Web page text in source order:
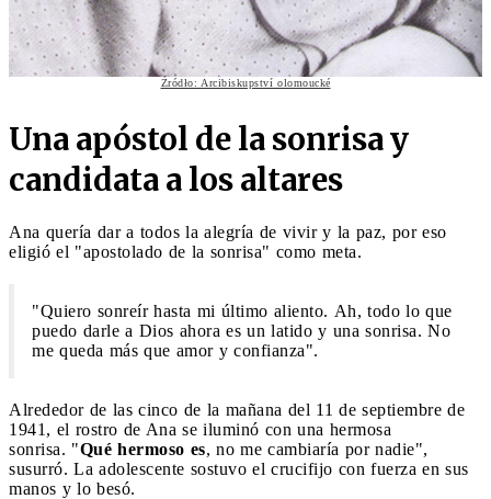
Źródło: Arcibiskupství olomoucké
Una apóstol de la sonrisa y
candidata a los altares
Ana quería dar a todos la alegría de vivir y la paz, por eso
eligió el "apostolado de la sonrisa" como meta.
"Quiero sonreír hasta mi último aliento. Ah, todo lo que
puedo darle a Dios ahora es un latido y una sonrisa. No
me queda más que amor y confianza".
Alrededor de las cinco de la mañana del 11 de septiembre de
1941, el rostro de Ana se iluminó con una hermosa
sonrisa. "Qué hermoso es, no me cambiaría por nadie",
susurró. La adolescente sostuvo el crucifijo con fuerza en sus
manos y lo besó.